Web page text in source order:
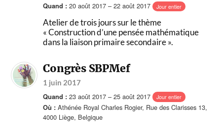
Quand : 20 août 2017 – 22 août 2017 Jour entier
Atelier de trois jours sur le thème
« Construction d’une pensée mathématique
dans la liaison primaire secondaire ».
Congrès SBPMef
1 juin 2017
Quand : 23 août 2017 – 25 août 2017 Jour entier
Où : Athénée Royal Charles Rogier, Rue des Clarisses 13,
4000 Liège, Belgique